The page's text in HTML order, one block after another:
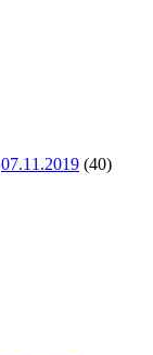
07.11.2019 (40)